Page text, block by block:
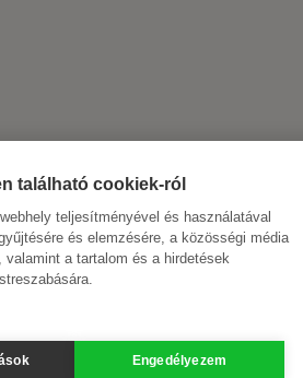
található cookiek-ról
teljesítményével és használatával
és elemzésére, a közösségi média
a tartalom és a hirdetések
Engedélyezem